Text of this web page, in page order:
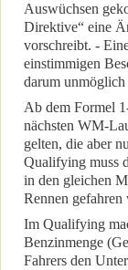
Auswüchsen
Direktive“ eine
vorschreibt. -
einstimmigen
darum
Ab dem Formel
nächsten WM-
gelten, die aber
Qualifying muss
in den gleichen
Rennen gefahren
Im Qualifying
Benzinmenge
Fahrers den